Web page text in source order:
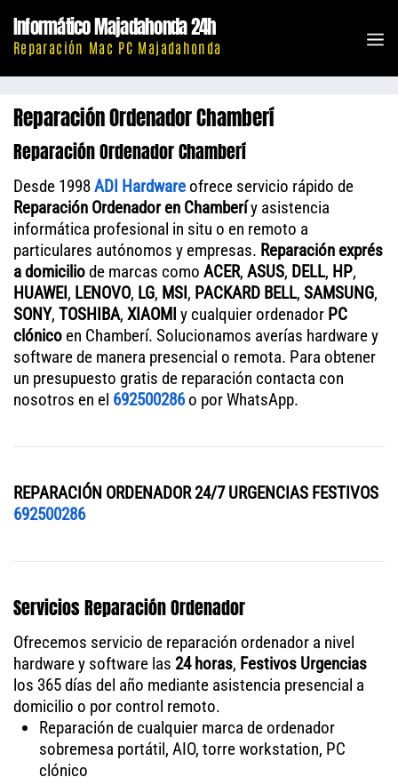
contenido
Informático Majadahonda 24h
Reparación Mac PC Majadahonda
Reparación Ordenador Chamberí
Reparación Ordenador Chamberí
Desde 1998ADI Hardwareofrece servicio rápido de
Reparación Ordenador en Chamberíy asistencia
informática profesional in situ o en remoto a
particulares autónomos y empresas. Reparación exprés
a domiciliode marcas como ACER, ASUS, DELL, HP,
HUAWEI, LENOVO, LG, MSI, PACKARD BELL, SAMSUNG,
SONY, TOSHIBA, XIAOMI y cualquier ordenador PC
clónico en Chamberí. Solucionamos averías hardware y
software de manera presencial o remota. Para obtener
un presupuesto gratis de reparación contacta con
nosotros en el 692500286o por WhatsApp.
REPARACIÓN ORDENADOR 24/7 URGENCIAS FESTIVOS
692500286
Servicios Reparación Ordenador
Ofrecemos servicio de reparación ordenador a nivel
hardware y software las 24 horas, Festivos Urgencias
los 365 días del año mediante asistencia presencial a
domicilio o por control remoto.
Reparación de cualquier marca de ordenador
sobremesa portátil, AIO, torre workstation, PC
clónico